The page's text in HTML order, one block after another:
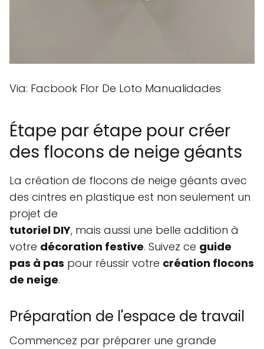
Via: Facbook Flor De Loto Manualidades
Étape par étape pour créer
des flocons de neige géants
La création de flocons de neige géants avec
des cintres en plastique est non seulement un
projet de
tutoriel DIY, mais aussi une belle addition à
votre décoration festive. Suivez ce guide
pas à pas pour réussir votre création flocons
de neige.
Préparation de l'espace de travail
Commencez par préparer une grande